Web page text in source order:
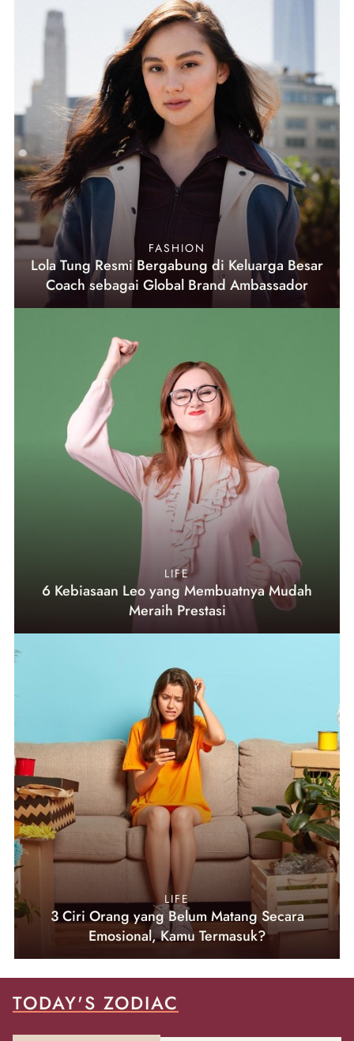
FASHION
Lola Tung Resmi Bergabung di Keluarga Besar
Coach sebagai Global Brand Ambassador
LIFE
6 Kebiasaan Leo yang Membuatnya Mudah
Meraih Prestasi
LIFE
3 Ciri Orang yang Belum Matang Secara
Emosional, Kamu Termasuk?
TODAY'S ZODIAC